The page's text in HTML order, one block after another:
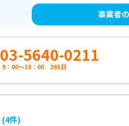
事業者
03-5640-0211
9：00～18：00 365日
(4件)